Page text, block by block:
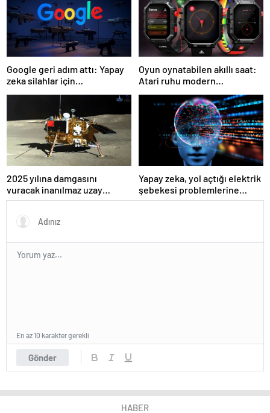
Google geri adım attı: Yapay
zeka silahlar için
kullanılabilecek
Oyun oynatabilen akıllı saat:
Atari ruhu modern
teknolojiyle buluştu
2025 yılına damgasını
vuracak inanılmaz uzay
görevleri
Yapay zeka, yol açtığı elektrik
şebekesi problemlerine
çözüm bulabilir mi: Nvidia’ya
Gönder
En az 10 karakter gerekli
HABER